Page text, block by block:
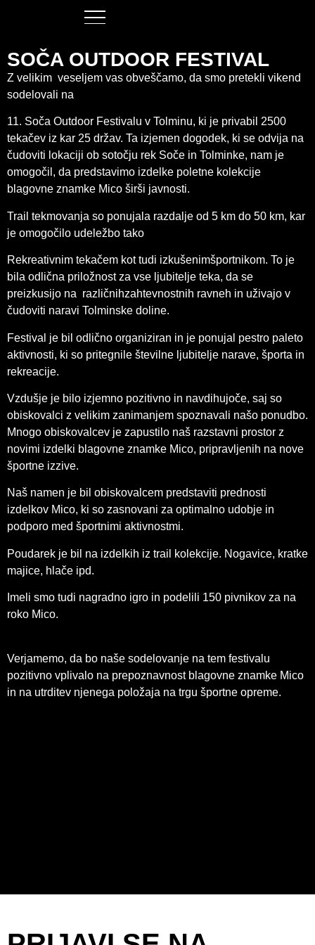
SOČA OUTDOOR FESTIVAL
Z velikim veseljem vas obveščamo, da smo pretekli vikend
sodelovali na
11. Soča Outdoor Festivalu v Tolminu, ki je privabil 2500
tekačev iz kar 25 držav. Ta izjemen dogodek, ki se odvija na
čudoviti lokaciji ob sotočju rek Soče in Tolminke, nam je
omogočil, da predstavimo izdelke poletne kolekcije
blagovne znamke Mico širši javnosti.
Trail tekmovanja so ponujala razdalje od 5 km do 50 km, kar
je omogočilo udeležbo tako
Rekreativnim tekačem kot tudi izkušenimšportnikom. To je
bila odlična priložnost za vse ljubitelje teka, da se
preizkusijo na različnihzahtevnostnih ravneh in uživajo v
čudoviti naravi Tolminske doline.
Festival je bil odlično organiziran in je ponujal pestro paleto
aktivnosti, ki so pritegnile številne ljubitelje narave, športa in
rekreacije.
Vzdušje je bilo izjemno pozitivno in navdihujoče, saj so
obiskovalci z velikim zanimanjem spoznavali našo ponudbo.
Mnogo obiskovalcev je zapustilo naš razstavni prostor z
novimi izdelki blagovne znamke Mico, pripravljenih na nove
športne izzive.
Naš namen je bil obiskovalcem predstaviti prednosti
izdelkov Mico, ki so zasnovani za optimalno udobje in
podporo med športnimi aktivnostmi.
Poudarek je bil na izdelkih iz trail kolekcije. Nogavice, kratke
majice, hlače ipd.
Imeli smo tudi nagradno igro in podelili 150 pivnikov za na
roko Mico.
Verjamemo, da bo naše sodelovanje na tem festivalu
pozitivno vplivalo na prepoznavnost blagovne znamke Mico
in na utrditev njenega položaja na trgu športne opreme.